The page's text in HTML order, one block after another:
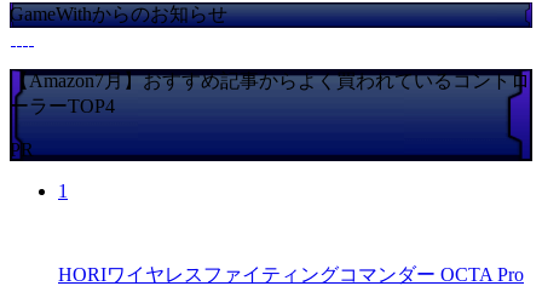
GameWithからのお知らせ
【Amazon7月】おすすめ記事からよく買われているコントロ
ーラーTOP4
PR
1
HORIワイヤレスファイティングコマンダー OCTA Pro